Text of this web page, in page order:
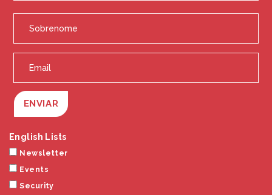
ENVIAR
English Lists
Newsletter
Events
Security